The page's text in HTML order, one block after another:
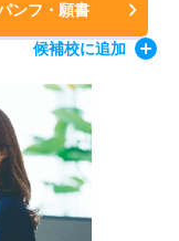
ンフ・願書
候補校に追加